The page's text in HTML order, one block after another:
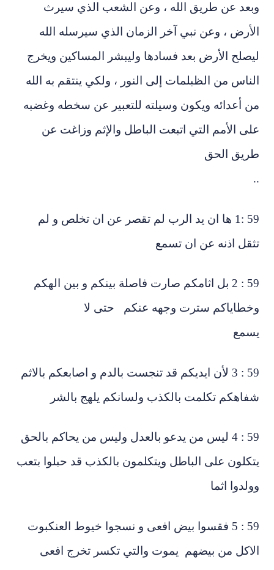
عن طريق الله ، وعن الشعب الذي سيرث
، وعن نبي آخر الزمان الذي سيرسله الله
الأرض بعد فسادها وليبشر المساكين ويخرج
من الظبلمات إلى النور ، ولكي ينتقم به الله
أعدائه ويكون وسيلته للتعبير عن سخطه وغضبه
الأمم التي اتبعت الباطل والإثم وزاغت عن
الحق
59 :1 ها ان يد الرب لم تقصر عن ان تخلص و لم
اذنه عن ان تسمع
59 : 2 بل اثامكم صارت فاصلة بينكم و بين الهكم
سترت وجهه عنكم حتى لا
59 : 3 لأن ايديكم قد تنجست بالدم و اصابعكم بالاثم
تكلمت بالكذب ولسانكم يلهج بالشر
59 : 4 ليس من يدعو بالعدل وليس من يحاكم بالحق
على الباطل ويتكلمون بالكذب قد حبلوا بتعب
اثما
59 : 5 فقسوا بيض افعى و نسجوا خيوط العنكبوت
من بيضهم يموت والتي تكسر تخرج افعى